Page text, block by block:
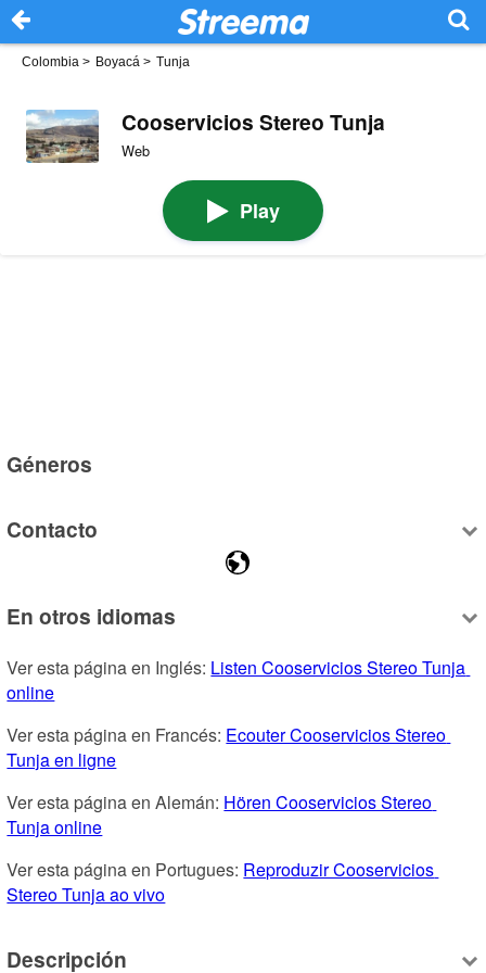
Colombia > Boyacá > Tunja
Cooservicios Stereo Tunja
Web
Play
Géneros
Contacto
En otros idiomas
Ver esta página en Inglés: Listen Cooservicios Stereo Tunja
online
Ver esta página en Francés: Ecouter Cooservicios Stereo
Tunja en ligne
Ver esta página en Alemán: Hören Cooservicios Stereo
Tunja online
Ver esta página en Portugues: Reproduzir Cooservicios
Stereo Tunja ao vivo
Descripción